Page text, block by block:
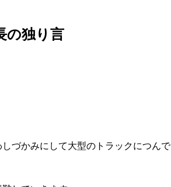
の独り言
づかみにして大型のトラックにつんで